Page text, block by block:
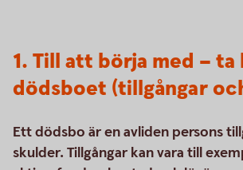
1. Till att börja med – ta
dödsboet (tillgångar
Ett dödsbo är en avliden persons
skulder. Tillgångar kan vara till